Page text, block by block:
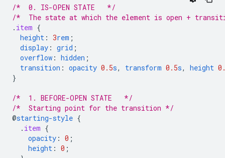
/*  0. IS-OPEN STATE   */
/*  The state at which the element is open +
. item {
height : 3rem ;
display : grid ;
overflow : hidden ;
transition : opacity 0.5s, transform 0.5s, height
}
/*  1. BEFORE-OPEN STATE   */
/*  Starting point for the transition */
@starting-style {
. item {
opacity : 0 ;
height : 0 ;